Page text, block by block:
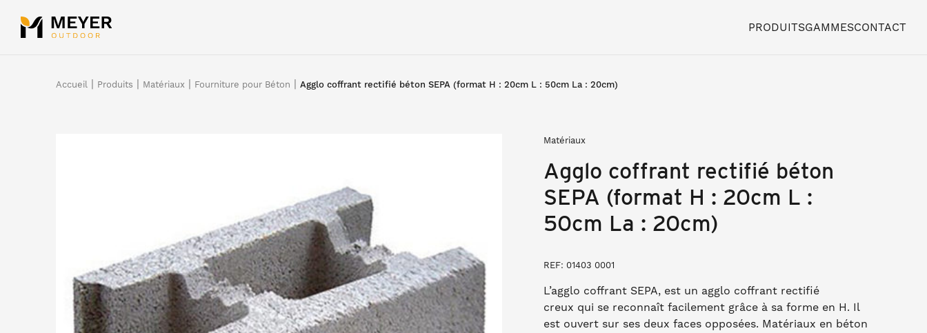
PRODUITSGAMMESCONTACT
Accueil| Produits | Matériaux | Fourniture pour Béton | Agglo coffrant rectifié béton SEPA (format H : 20cm L : 50cm La : 20cm)
Matériaux
Agglo coffrant rectifié béton
SEPA (format H : 20cm L :
50cm La : 20cm)
REF: 01403 0001
L’agglo coffrant SEPA, est un agglo coffrant rectifié
creux qui se reconnaît facilement grâce à sa forme en H. Il
est ouvert sur ses deux faces opposées. Matériaux en béton